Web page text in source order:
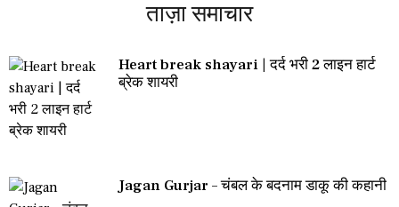
ताज़ा समाचार
Heart break shayari | दर्द भरी 2 लाइन हार्ट
ब्रेक शायरी
Jagan Gurjar – चंबल के बदनाम डाकू की कहानी